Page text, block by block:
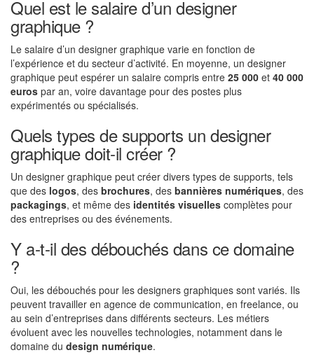
Quel est le salaire d’un designer
graphique ?
Le salaire d’un designer graphique varie en fonction de
l’expérience et du secteur d’activité. En moyenne, un designer
graphique peut espérer un salaire compris entre 25 000 et 40 000
euros par an, voire davantage pour des postes plus
expérimentés ou spécialisés.
Quels types de supports un designer
graphique doit-il créer ?
Un designer graphique peut créer divers types de supports, tels
que des logos, des brochures, des bannières numériques, des
packagings, et même des identités visuelles complètes pour
des entreprises ou des événements.
Y a-t-il des débouchés dans ce domaine
?
Oui, les débouchés pour les designers graphiques sont variés. Ils
peuvent travailler en agence de communication, en freelance, ou
au sein d’entreprises dans différents secteurs. Les métiers
évoluent avec les nouvelles technologies, notamment dans le
domaine du design numérique.